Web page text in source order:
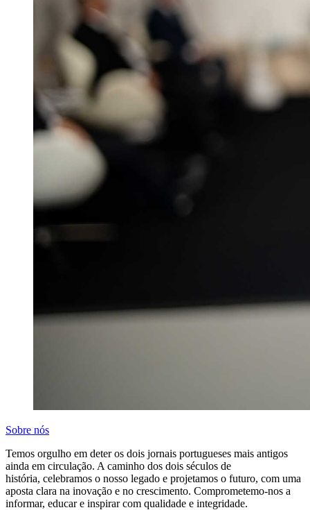
Sobre nós
Temos orgulho em deter os dois jornais portugueses mais antigos
ainda em circulação. A caminho dos dois séculos de
história, celebramos o nosso legado e projetamos o futuro, com uma
aposta clara na inovação e no crescimento. Comprometemo-nos a
informar, educar e inspirar com qualidade e integridade.